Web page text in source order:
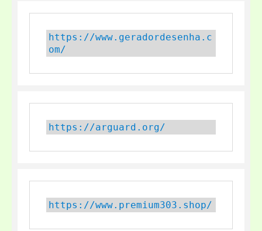
https://www.geradordesenha.c
om/
https://arguard.org/
https://www.premium303.shop/